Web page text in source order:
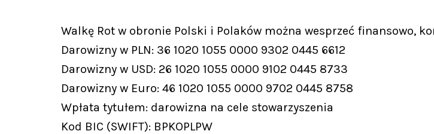
Walkę Rot w obronie Polski i Polaków można wesprzeć finansowo,
Darowizny w PLN: 36 1020 1055 0000 9302 0445 6612
Darowizny w USD: 26 1020 1055 0000 9102 0445 8733
Darowizny w Euro: 46 1020 1055 0000 9702 0445 8758
Wpłata tytułem: darowizna na cele stowarzyszenia
Kod BIC (SWIFT): BPKOPLPW